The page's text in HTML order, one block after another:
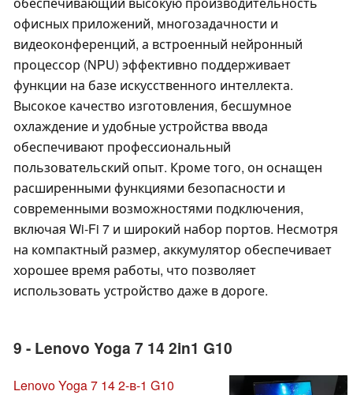
офисных приложений, многозадачности и
видеоконференций, а встроенный нейронный
процессор (NPU) эффективно поддерживает
функции на базе искусственного интеллекта.
Высокое качество изготовления, бесшумное
охлаждение и удобные устройства ввода
обеспечивают профессиональный
пользовательский опыт. Кроме того, он оснащен
расширенными функциями безопасности и
современными возможностями подключения,
включая Wi-Fi 7 и широкий набор портов. Несмотря
на компактный размер, аккумулятор обеспечивает
хорошее время работы, что позволяет
использовать устройство даже в дороге.
9 - Lenovo Yoga 7 14 2in1 G10
Lenovo Yoga 7 14 2-в-1 G10